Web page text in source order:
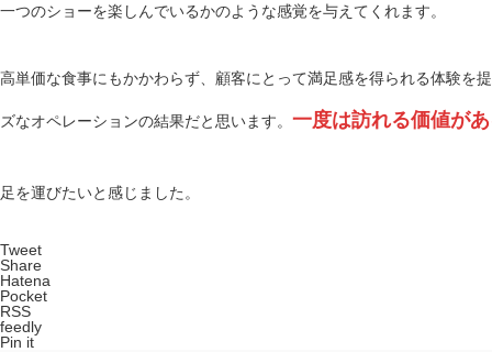
一つのショーを楽しんでいるかのような感覚を与えてくれます。
高単価な食事にもかかわらず、顧客にとって満足感を得られる体験を
ズなオペレーションの結果だと思います。 一度は訪れる価値が
足を運びたいと感じました。
Tweet
Share
Hatena
Pocket
RSS
feedly
Pin it